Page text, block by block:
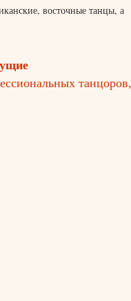
восточные танцы, а
танцоров,